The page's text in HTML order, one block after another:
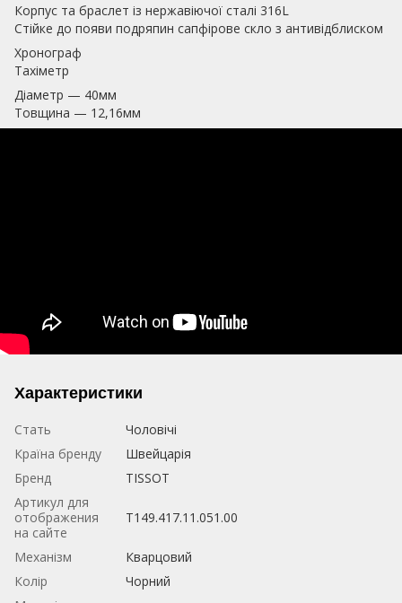
Корпус та браслет із нержавіючої сталі 316L
Стійке до появи подряпин сапфірове скло з антивідблиском
Хронограф
Тахіметр
Діаметр — 40мм
Товщина — 12,16мм
Характеристики
Стать
Чоловічі
Країна бренду
Швейцарія
Бренд
TISSOT
Артикул для
отображения
на сайте
T149.417.11.051.00
Механізм
Кварцовий
Колір
Чорний